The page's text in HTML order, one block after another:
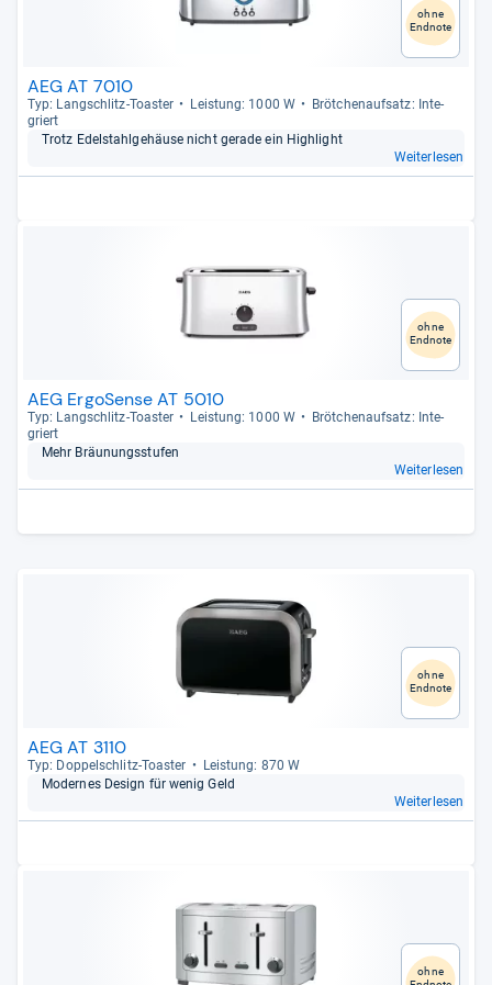
ohne
Endnote
AEG AT 7010
Typ: Lang­schlitz-​Toas­ter Leis­tung: 1000 W
Bröt­chen­auf­satz: Inte­
griert
Trotz Edel­stahl­ge­häuse nicht gerade ein High­light
Weiterlesen
ohne
Endnote
AEG ErgoSense AT 5010
Typ: Lang­schlitz-​Toas­ter Leis­tung: 1000 W
Bröt­chen­auf­satz: Inte­
griert
Mehr Bräu­nungs­stu­fen
Weiterlesen
ohne
Endnote
AEG AT 3110
Typ: Dop­pel­schlitz-​Toas­ter
Leis­tung: 870 W
Moder­nes Design für wenig Geld
Weiterlesen
ohne